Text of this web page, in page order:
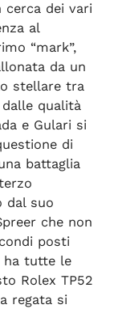
dei vari
al
“mark”,
da un
stellare tra
qualità
e Gulari si
di
battaglia
dal suo
che non
posti
ha tutte le
Rolex TP52
regata si